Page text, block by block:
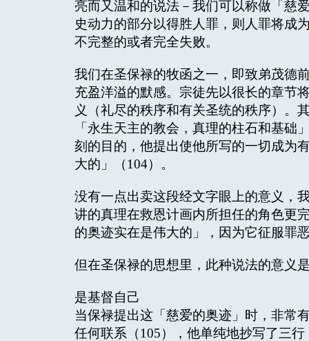
亮而又温和的说法－我们可以称做「慈
史动力的部分以得胜人罪，则人罪将成
不完整的或者完全失败。
我们在圣保禄的牧函之一，即致弟茂德
充盈洋溢的默感。宗徒先以很长的章节
义（礼尽的秩序和有关圣统的秩序）。
「永生天主的教会，真理的柱石和基
刻的目的，他提出使他所写的一切成为
大的」（104）。
没有一点出卖这段经文字眼上的意义，
讲的真理在救恩计画内所担任的角色更
的奥迹实在是伟大的」，因为它征服罪
但在圣保禄的思想里，此种说法的意义
是基督自己
当保禄提出这「慈爱的奥迹」时，非常
任何联系（105），他单纯地抄写了三